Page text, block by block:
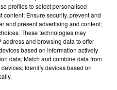
profiles to select personalised
content; Ensure security, prevent and
and present advertising and content;
These technologies may
and browsing data to offer
based on information actively
data; Match and combine data from
Identify devices based on